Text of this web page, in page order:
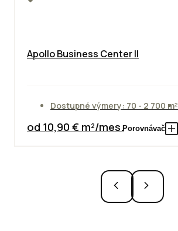
Apollo Business Center II
Dostupné výmery: 70 - 2 700 m²
od 10,90 € m²/mes.Porovnávač